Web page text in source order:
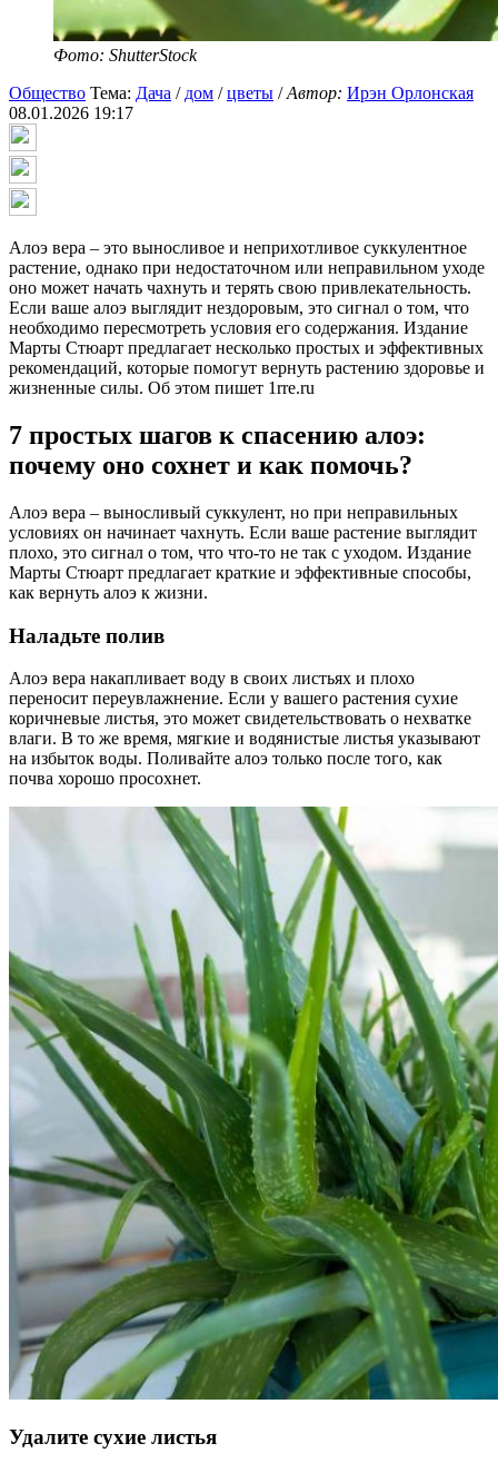
Фото: ShutterStock
Общество Тема: Дача / дом /цветы /Автор: Ирэн Орлонская
08.01.2026 19:17
Алоэ вера – это выносливое и неприхотливое суккулентное
растение, однако при недостаточном или неправильном уходе
оно может начать чахнуть и терять свою привлекательность.
Если ваше алоэ выглядит нездоровым, это сигнал о том, что
необходимо пересмотреть условия его содержания. Издание
Марты Стюарт предлагает несколько простых и эффективных
рекомендаций, которые помогут вернуть растению здоровье и
жизненные силы. Об этом пишет 1rre.ru
7 простых шагов к спасению алоэ:
почему оно сохнет и как помочь?
Алоэ вера – выносливый суккулент, но при неправильных
условиях он начинает чахнуть. Если ваше растение выглядит
плохо, это сигнал о том, что что-то не так с уходом. Издание
Марты Стюарт предлагает краткие и эффективные способы,
как вернуть алоэ к жизни.
Наладьте полив
Алоэ вера накапливает воду в своих листьях и плохо
переносит переувлажнение. Если у вашего растения сухие
коричневые листья, это может свидетельствовать о нехватке
влаги. В то же время, мягкие и водянистые листья указывают
на избыток воды. Поливайте алоэ только после того, как
почва хорошо просохнет.
Удалите сухие листья